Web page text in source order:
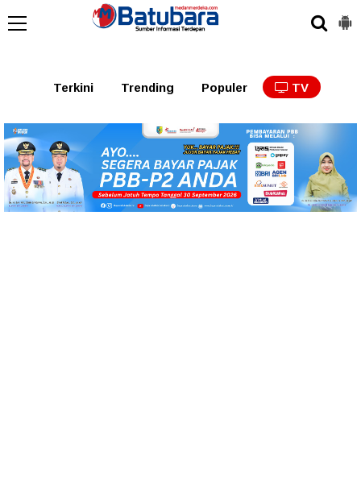
Terkini Trending Populer TV